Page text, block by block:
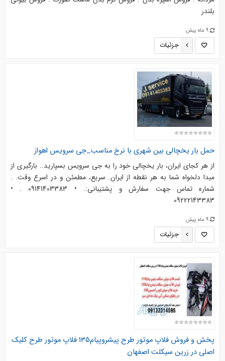
بلندر
9 ماه پیش
جزئیات
حمل بار یخچالی بین شهری با نرخ مناسب_جی سرویس اهواز
از هر کجای ایران، بار یخچالی خود را به جی سرویس بسپارید.. بارگیری از
مبدا دلخواه شما به هر نقطه از ایران. سریع، مطمئن و در اسرع وقت. .
شماره تماس جهت سفارش و پشتیبانی:. • 09141403383 . •
09222143383
9 ماه پیش
جزئیات
پخش و فروش فلاپ موتور طرح پیشروپیام135 فلاپ موتور طرح کلیک
اصلی در زرین سیکلت اصفهان